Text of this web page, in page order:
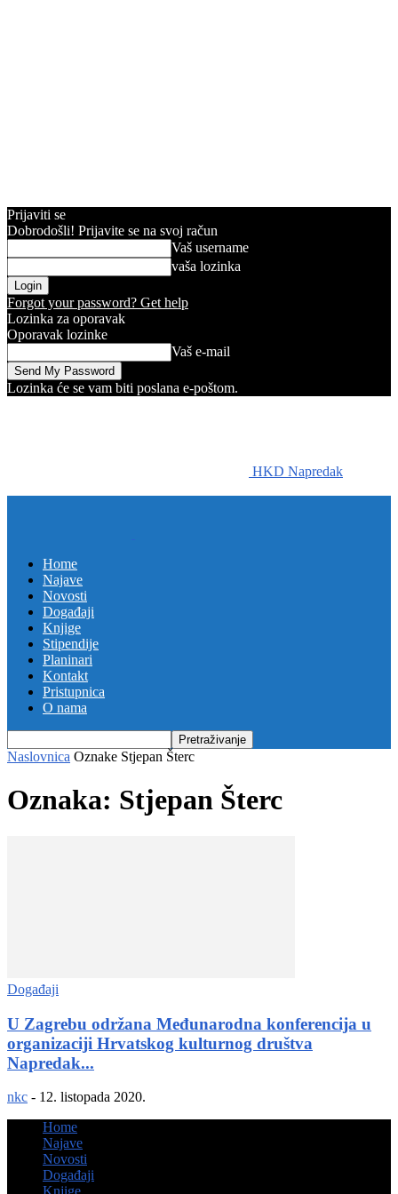
Prijaviti se
Dobrodošli! Prijavite se na svoj račun
Vaš username
vaša lozinka
Forgot your password? Get help
Lozinka za oporavak
Oporavak lozinke
Vaš e-mail
Lozinka će se vam biti poslana e-poštom.
HKD Napredak
Home
Najave
Novosti
Događaji
Knjige
Stipendije
Planinari
Kontakt
Pristupnica
O nama
Naslovnica Oznake Stjepan Šterc
Oznaka: Stjepan Šterc
Događaji
U Zagrebu održana Međunarodna konferencija u
organizaciji Hrvatskog kulturnog društva
Napredak...
nkc - 12. listopada 2020.
Home
Najave
Novosti
Događaji